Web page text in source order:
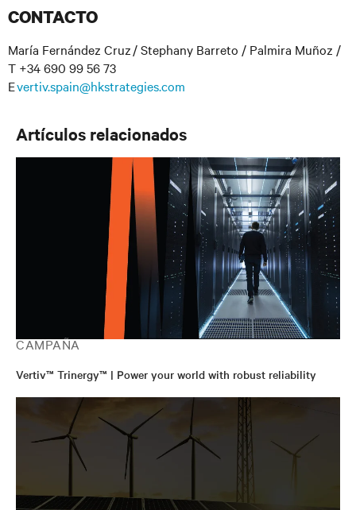
CONTACTO
María Fernández Cruz / Stephany Barreto / Palmira Muñoz /
T +34 690 99 56 73
Evertiv.spain@hkstrategies.com
Artículos relacionados
CAMPAÑA
Vertiv™ Trinergy™ | Power your world with robust reliability